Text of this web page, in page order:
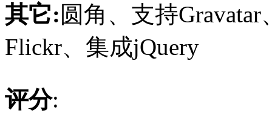
其它:圆角、支持
Flickr、集成jQuery
评分: